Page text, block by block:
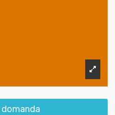
domanda